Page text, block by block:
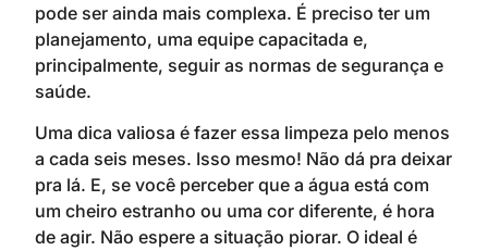
pode ser ainda mais complexa. É preciso ter um
planejamento, uma equipe capacitada e,
principalmente, seguir as normas de segurança e
saúde.
Uma dica valiosa é fazer essa limpeza pelo menos
a cada seis meses. Isso mesmo! Não dá pra deixar
pra lá. E, se você perceber que a água está com
um cheiro estranho ou uma cor diferente, é hora
de agir. Não espere a situação piorar. O ideal é